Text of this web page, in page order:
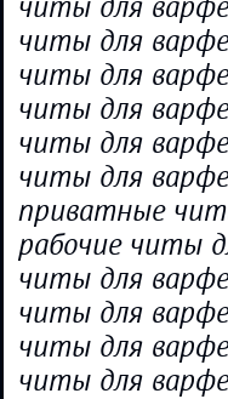
читы для
читы для
читы для
читы для
читы для
читы для
приватные
рабочие читы
читы для
читы для
читы для
читы для